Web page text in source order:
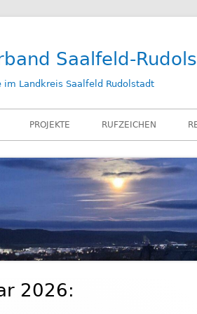
Saalfeld-
im Landkreis Saalfeld Rudolstadt
PROJEKTE RUFZEICHEN
2026: